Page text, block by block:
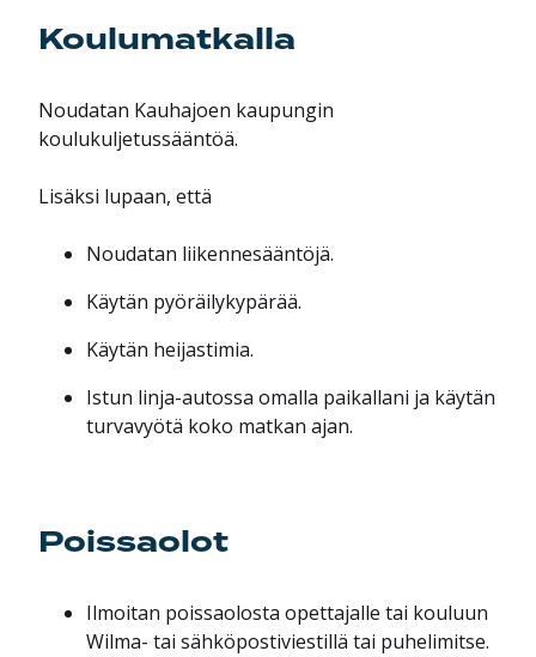
Koulumatkalla
Noudatan Kauhajoen kaupungin
koulukuljetussääntöä.
Lisäksi lupaan, että
Noudatan liikennesääntöjä.
Käytän pyöräilykypärää.
Käytän heijastimia.
Istun linja-autossa omalla paikallani ja käytän
turvavyötä koko matkan ajan.
Poissaolot
Ilmoitan poissaolosta opettajalle tai kouluun
Wilma- tai sähköpostiviestillä tai puhelimitse.